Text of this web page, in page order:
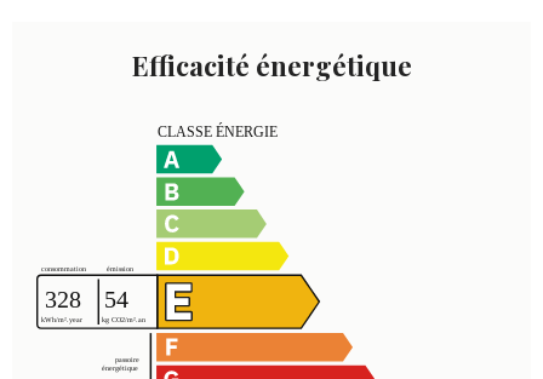
Efficacité énergétique